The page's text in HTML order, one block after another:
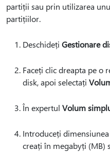
partiții sau prin utilizarea
partițiilor.
Deschideți Gestionare
Faceți clic dreapta pe o
disk, apoi selectați
În expertul Volum
Introduceți
creați în megabyți (MB)